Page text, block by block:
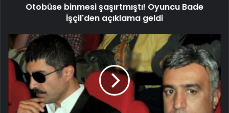
Otobüse binmesi şaşırtmıştı! Oyuncu Bade
İşçil'den açıklama geldi
Özcan
Deniz,
ağabeyine
seslendi:
"Akıl
tutulması
yaşıyorsun"